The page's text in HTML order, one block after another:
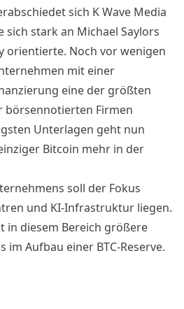
sich K Wave Media
sich stark an Michael Saylors
orientierte. Noch vor wenigen
mit einer
eine der größten
börsennotierten Firmen
Unterlagen geht nun
Bitcoin mehr in der
soll der Fokus
und KI-Infrastruktur liegen.
in diesem Bereich größere
im Aufbau einer BTC-Reserve.